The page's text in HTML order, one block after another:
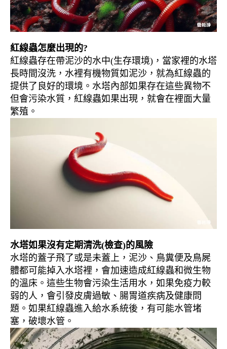
紅線蟲怎麼出現的?
紅線蟲存在帶泥沙的水中(生存環境)，當家裡的水塔
長時間沒洗，水裡有機物質如泥沙，就為紅線蟲的
提供了良好的環境。水塔內部如果存在這些異物不
但會污染水質，紅線蟲如果出現，就會在裡面大量
繁殖。
水塔如果沒有定期清洗(檢查)的風險
水塔的蓋子飛了或是未蓋上，泥沙、鳥糞便及鳥屍
體都可能掉入水塔裡，會加速造成紅線蟲和微生物
的溫床。這些生物會污染生活用水，如果免疫力較
弱的人，會引發皮膚過敏、腸胃道疾病及健康問
題。如果紅線蟲進入給水系統後，有可能水管堵
塞，破壞水管。